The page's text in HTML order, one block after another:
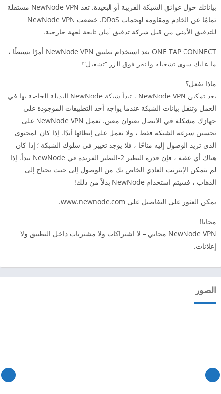
بياناتك حول عوائق الشبكة القريبة أو البعيدة. تعد NewNode VPN مستقلة
تمامًا عن الخادم ومقاومة لهجمات DDoS. خضعت NewNode VPN
للتدقيق الأمني من قبل شركة تدقيق أمان تابعة لجهة خارجية.
ONE TAP CONNECT يعد استخدام تطبيق NewNode VPN أمرًا بسيطًا ،
ما عليك سوى تشغيله والنقر فوق الزر “تشغيل”!
ماذا تفعل؟
بعد تمكين NewNode VPN ، تبدأ شبكة NewNode البديلة الخاصة بها في
العمل وتنقل بيانات الشبكة عندما يواجه أحد التطبيقات الموجودة على
جهازك مشكلة في الاتصال بعنوان معين. تعمل NewNode VPN على
تحسين سرعة الشبكة فقط ، ولا تعمل على إبطائها أبدًا. إذا كان المحتوى
الذي تريد الوصول إليه متاحًا ، فلا يوجد تغيير في سلوك الشبكة ؛ إذا كان
هناك أي عقبة ، فإن قدرة النظير 2-النظير الفريدة في NewNode تبدأ. إذا
لم يتمكن الإنترنت العادي الخاص بك من الوصول إلى حيث يحتاج إلى
الذهاب ، فسيتم استخدام NewNode بدلاً من ذلك!
يمكن العثور على التفاصيل على www.newnode.com.
مجانا!
NewNode VPN مجاني – لا اشتراكات ولا مشتريات داخل التطبيق ولا
إعلانات.
الصور